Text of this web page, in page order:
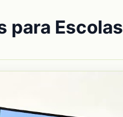
para Escolas